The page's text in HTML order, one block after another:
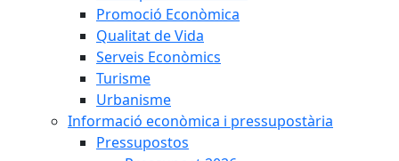
Promoció Econòmica
Qualitat de Vida
Serveis Econòmics
Turisme
Urbanisme
Informació econòmica i pressupostària
Pressupostos